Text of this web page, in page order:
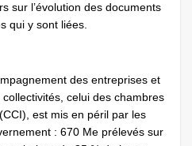
sur l’évolution des documents
qui y sont liées.
des entreprises et
celui des chambres
est mis en péril par les
: 670 Me prélevés sur